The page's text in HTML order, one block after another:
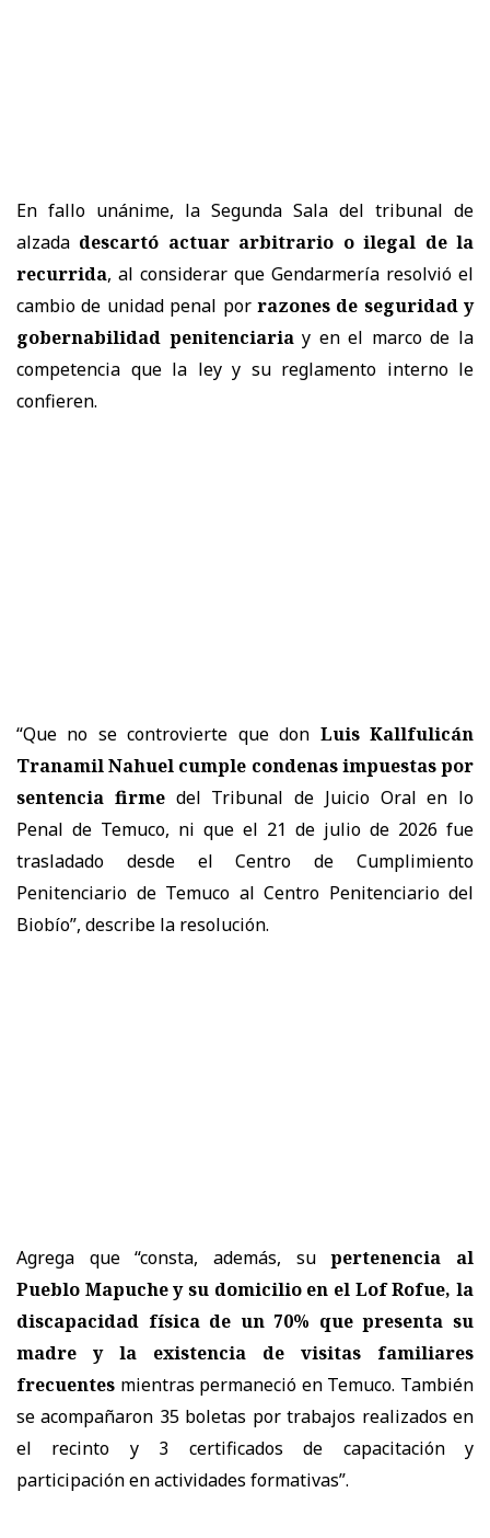
En fallo unánime, la Segunda Sala del tribunal de
alzada descartó actuar arbitrario o ilegal de la
recurrida, al considerar que Gendarmería resolvió el
cambio de unidad penal por razones de seguridad y
gobernabilidad penitenciariay en el marco de la
competencia que la ley y su reglamento interno le
confieren.
“Que no se controvierte que don Luis Kallfulicán
Tranamil Nahuel cumple condenas impuestas por
sentencia firmedel Tribunal de Juicio Oral en lo
Penal de Temuco, ni que el 21 de julio de 2026 fue
trasladado desde el Centro de Cumplimiento
Penitenciario de Temuco al Centro Penitenciario del
Biobío”, describe la resolución.
Agrega que “consta, además, supertenencia al
Pueblo Mapuche y su domicilio en el Lof Rofue, la
discapacidad física de un 70% que presenta su
madre y la existencia de visitas familiares
frecuentes mientras permaneció en Temuco. También
se acompañaron 35 boletas por trabajos realizados en
el recinto y 3 certificados de capacitación y
participación en actividades formativas”.